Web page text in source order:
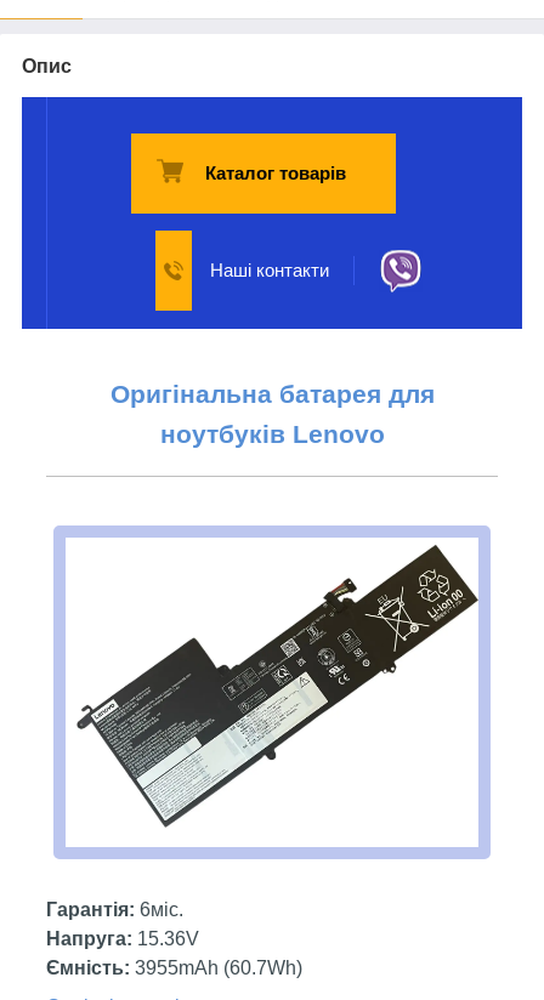
Опис
Каталог товарів
Наші контакти
Оригінальна батарея для
ноутбуків Lenovo
Гарантія: 6міс.
Напруга: 15.36V
Ємність: 3955mAh (60.7Wh)